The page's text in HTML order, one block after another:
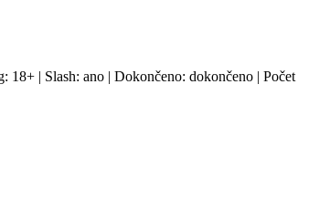
18+ | Slash: ano | Dokončeno: dokončeno | Počet